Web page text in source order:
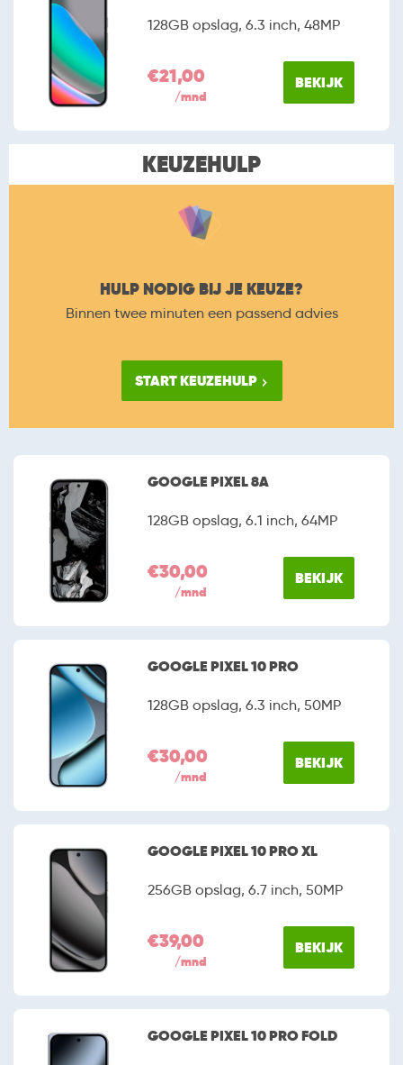
128GB opslag, 6.3 inch, 48MP
€21,00
/mnd
BEKIJK
KEUZEHULP
HULP NODIG BIJ JE KEUZE?
Binnen twee minuten een passend advies
START KEUZEHULP
GOOGLE PIXEL 8A
128GB opslag, 6.1 inch, 64MP
€30,00
/mnd
BEKIJK
GOOGLE PIXEL 10 PRO
128GB opslag, 6.3 inch, 50MP
€30,00
/mnd
BEKIJK
GOOGLE PIXEL 10 PRO XL
256GB opslag, 6.7 inch, 50MP
€39,00
/mnd
BEKIJK
GOOGLE PIXEL 10 PRO FOLD